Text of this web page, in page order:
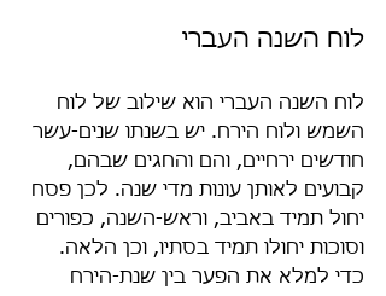
לוח השנה העברי
לוח השנה העברי הוא שילוב של לוח
השמש ולוח הירח. יש בשנתו שנים-עשר
חודשים ירחיים, והם והחגים שבהם,
קבועים לאותן עונות מדי שנה. לכן פסח
יחול תמיד באביב, וראש-השנה, כפורים
וסוכות יחולו תמיד בסתיו, וכן הלאה.
כדי למלא את הפער בין שנת-הירח